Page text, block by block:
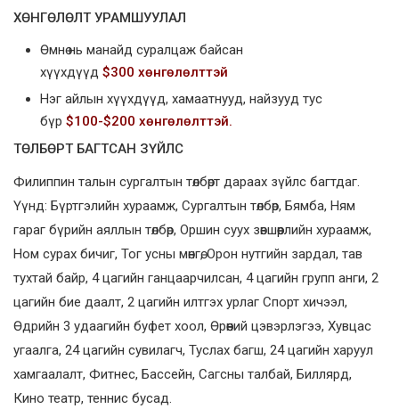
ХӨНГӨЛӨЛТ УРАМШУУЛАЛ
Өмнө нь манайд суралцаж байсан
хүүхдүүд $300 хөнгөлөлттэй
Нэг айлын хүүхдүүд, хамаатнууд, найзууд тус
бүр $100-$200 хөнгөлөлттэй.
ТӨЛБӨРТ БАГТСАН ЗҮЙЛС
Филиппин талын сургалтын төлбөрт дараах зүйлс багтдаг.
Үүнд: Бүртгэлийн хураамж, Сургалтын төлбөр, Бямба, Ням
гараг бүрийн аяллын төлбөр, Оршин суух зөвшөөрлийн хураамж,
Ном сурах бичиг, Тог усны мөнгө, Орон нутгийн зардал, тав
тухтай байр, 4 цагийн ганцаарчилсан, 4 цагийн групп анги, 2
цагийн бие даалт, 2 цагийн илтгэх урлаг Спорт хичээл,
Өдрийн 3 удаагийн буфет хоол, Өрөөний цэвэрлэгээ, Хувцас
угаалга, 24 цагийн сувилагч, Туслах багш, 24 цагийн харуул
хамгаалалт, Фитнес, Бассейн, Сагсны талбай, Биллярд,
Кино театр, теннис бусад.